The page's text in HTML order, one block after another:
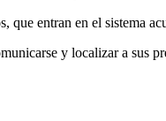
entran en el sistema
y localizar a sus